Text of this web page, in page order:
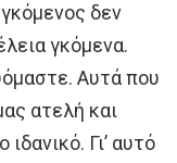
δεν
γκόμενα.
Αυτά που
ατελή και
Γι’ αυτό